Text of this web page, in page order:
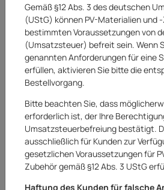
Marstek
Marstek Steuermodul All
4kW MST-HI-2200
Gemäß §12 Abs. 3 des deutschen
(UStG) können PV-Materialien und
bestimmten Voraussetzungen von
(Umsatzsteuer) befreit sein. Wenn
genannten Anforderungen für eine
erfüllen, aktivieren Sie bitte die
Bestellvorgang.
Bitte beachten Sie, dass
erforderlich ist, der Ihre
Umsatzsteuerbefreiung bestätigt.
ausschließlich für Kunden zur
gesetzlichen Voraussetzungen für
Zubehör gemäß §12 Abs. 3 UStG
Haftung des Kunden für falsche